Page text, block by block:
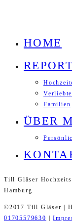
HOME
Verliebte
Familien
ÜBER
Till Gläser
Hamburg
©2017 Till Gläser |
01705579630
|